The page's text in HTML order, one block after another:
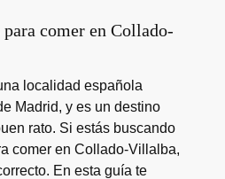
comer en Collado-
localidad española
Madrid, y es un destino
rato. Si estás buscando
comer en Collado-Villalba,
En esta guía te